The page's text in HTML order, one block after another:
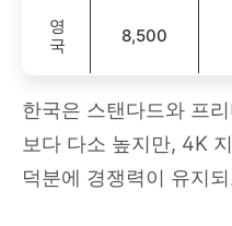
영
국
8,500
한국은 스탠다드와 프
보다 다소 높지만, 4K
덕분에 경쟁력이 유지